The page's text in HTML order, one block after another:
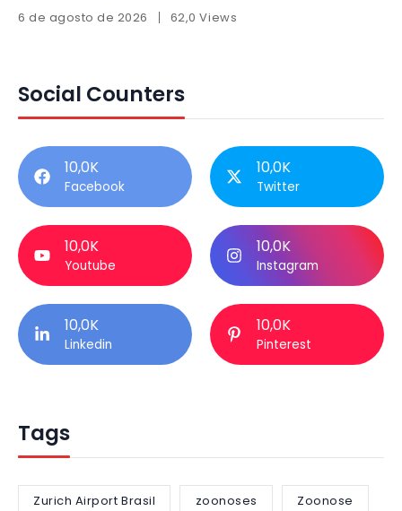
6 de agosto de 2026 62,0 Views
Social Counters
10,0K
Facebook
10,0K
Twitter
10,0K
Youtube
10,0K
Instagram
10,0K
Linkedin
10,0K
Pinterest
Tags
Zurich Airport Brasil zoonoses Zoonose